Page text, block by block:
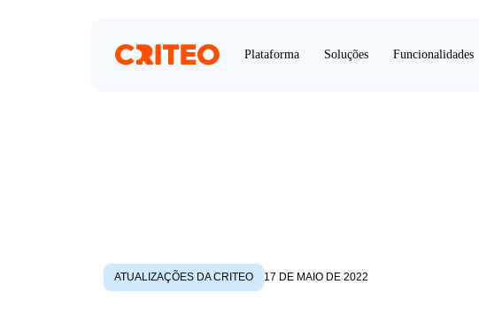
Plataforma Soluções Funcionalidades
ATUALIZAÇÕES DA CRITEO 17 DE MAIO DE 2022